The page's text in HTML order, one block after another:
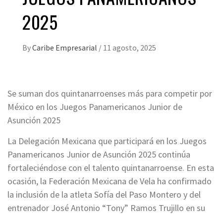
2025
ByCaribe Empresarial / 11 agosto, 2025
Se suman dos quintanarroenses más para competir por
México en los Juegos Panamericanos Junior de
Asunción 2025
La Delegación Mexicana que participará en los Juegos
Panamericanos Junior de Asunción 2025 continúa
fortaleciéndose con el talento quintanarroense. En esta
ocasión, la Federación Mexicana de Vela ha confirmado
la inclusión de la atleta Sofía del Paso Montero y del
entrenador José Antonio “Tony” Ramos Trujillo en su